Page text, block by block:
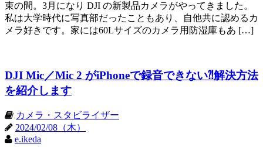
束の間。3月になり DJI の新製品カメラがやってきました。
私は大学時代に写真部だったこともあり、自他共に認めるカ
メラ好きです。家には60Lサイズのカメラ用防湿庫もあ […]
DJI Mic／Mic 2 がiPhoneで録音できない⁈解決方法
を紹介します
カメラ・スタビライザー
2024/02/08（木）
e.ikeda